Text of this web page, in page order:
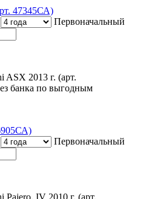
47345СА)
Первоначальный
Первоначальный